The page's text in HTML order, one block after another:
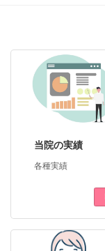
当院の実績
各種実績